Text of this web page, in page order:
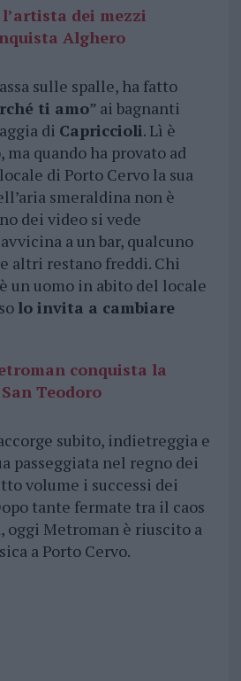
dei mezzi
Alghero
sulle spalle, ha fatto
ti amo” ai bagnanti
di Capriccioli. Lì è
ma quando ha provato ad
di Porto Cervo la sua
smeraldina non è
dei video si vede
a un bar, qualcuno
altri restano freddi. Chi
un uomo in abito del locale
lo invita a cambiare
conquista la
Teodoro
subito, indietreggia e
passeggiata nel regno dei
volume i successi dei
tante fermate tra il caos
oggi Metroman è riuscito a
a Porto Cervo.